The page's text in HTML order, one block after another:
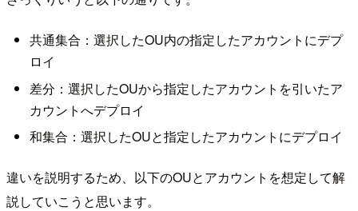
共通集合：選択したOU内の指定したアカウントにデプ
ロイ
差分：選択したOUから指定したアカウントを引いたア
カウントへデプロイ
和集合：選択したOUと指定したアカウントにデプロイ
違いを説明するため、以下のOUとアカウントを想定して解
説していこうと思います。